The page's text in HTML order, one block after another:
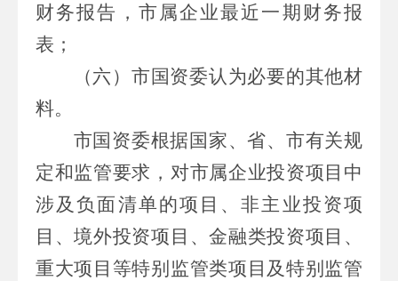
财务报告， 市属企业最近一期财务报
表；
（六）市国资委认为必要的其他材
料。
市国资委根据国家、省、市有关规
定和监管要求，对市属企业投资项目中
涉及负面清单的项目、非主业投资项
目、境外投资项目、金融类投资项目、
重大项目等特别监管类项目及特别监管